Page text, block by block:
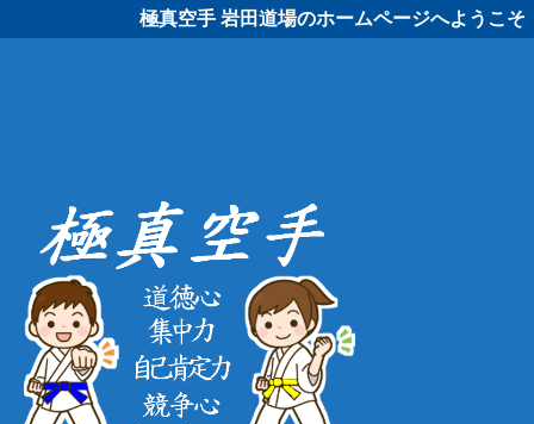
極真空手 岩田道場のホームページへようこそ